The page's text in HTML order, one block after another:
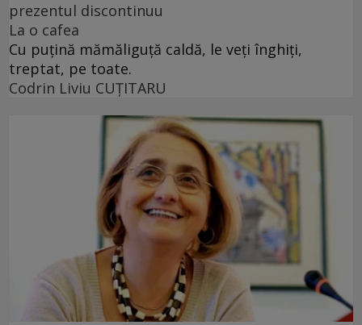
prezentul discontinuu
La o cafea
Cu puţină mămăliguţă caldă, le veţi înghiţi,
treptat, pe toate.
Codrin Liviu CUŢITARU